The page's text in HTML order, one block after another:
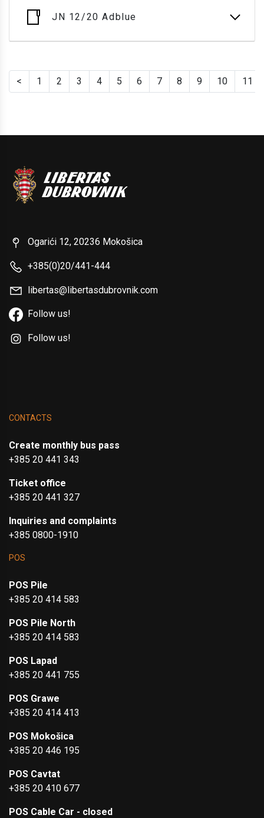
JN 12/20 Adblue
< 1 2 3 4 5 6 7 8 9 10 11
Ogarići 12, 20236 Mokošica
+385(0)20/441-444
libertas@libertasdubrovnik.com
Follow us!
Follow us!
CONTACTS
Create monthly bus pass
+385 20 441 343
Ticket office
+385 20 441 327
Inquiries and complaints
+385 0800-1910
POS
POS Pile
+385 20 414 583
POS Pile North
+385 20 414 583
POS Lapad
+385 20 441 755
POS Grawe
+385 20 414 413
POS Mokošica
+385 20 446 195
POS Cavtat
+385 20 410 677
POS Cable Car - closed